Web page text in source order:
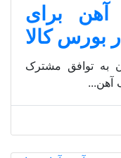
برای
بورس کالا
به توافق مشترک
آهن...